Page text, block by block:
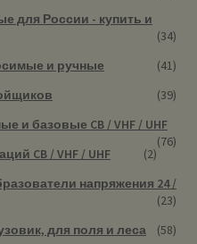
для России - купить и
(34)
и ручные
(41)
(39)
и базовые CB / VHF / UHF
(76)
CB / VHF / UHF
(2)
напряжения 24 /
(23)
для поля и леса
(58)